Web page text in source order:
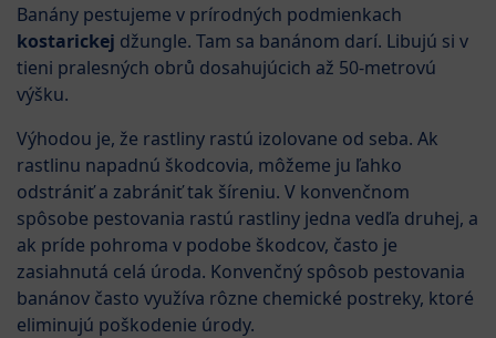
Banány pestujeme v prírodných podmienkach
kostarickej džungle. Tam sa banánom darí. Libujú si v
tieni pralesných obrů dosahujúcich až 50-metrovú
výšku.
Výhodou je, že rastliny rastú izolovane od seba. Ak
rastlinu napadnú škodcovia, môžeme ju ľahko
odstrániť a zabrániť tak šíreniu. V konvenčnom
spôsobe pestovania rastú rastliny jedna vedľa druhej, a
ak príde pohroma v podobe škodcov, často je
zasiahnutá celá úroda. Konvenčný spôsob pestovania
banánov často využíva rôzne chemické postreky, ktoré
eliminujú poškodenie úrody.